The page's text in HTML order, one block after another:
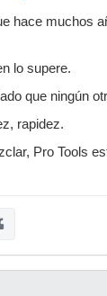
hace muchos
lo supere.
que ningún
rapidez.
Pro Tools